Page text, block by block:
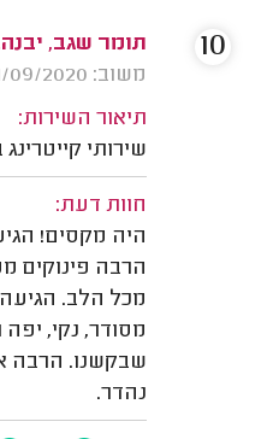
תומר שגב,
משוב: 01/09/2020
תיאור השירות:
שירותי
חוות דעת:
היה מקסים!
הרבה פינוקים
מכל הלב.
מסודר, נקי, יפה
שבקשנו. הרבה
נהדר.
10